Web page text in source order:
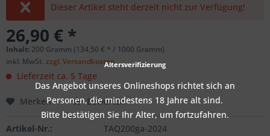
Dieser Artikel steht derzeit nicht zur Verfügung!
26,90 € *
Inhalt: 200 Gramm (134,50 € * / 1000 Gramm)
inkl. MwSt. zzgl. Versandkosten
Lieferzeit ca. 5 Tage
Merken Bewerten
Artikel-Nr.: TAQ200ga-2024
Altersverifizierung
Das Angebot unseres Onlineshops richtet sich an
Personen, die mindestens 18 Jahre alt sind.
Bitte bestätigen Sie Ihr Alter, um fortzufahren.